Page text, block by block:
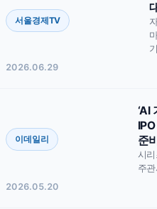
스냅큐
담당자명
서울경제TV
2026.06.29
이데일리
‘AI
준
시
주
2026.05.20